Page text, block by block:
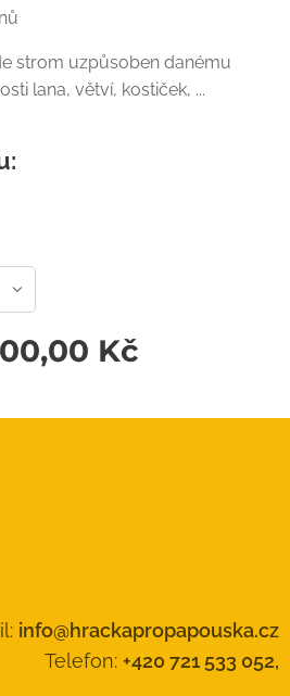
strom uzpůsoben danému
lana, větví, kostiček, ...
Kč
info@hrackapropapouska.cz
Telefon: +420 721 533 052,